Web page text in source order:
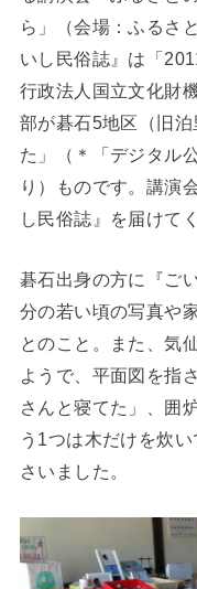
ら」（会場：ふるさ
いし民俗誌』は「
行政法人国立文化財
部が碁石5地区（旧
た」（＊「デジタル
り）ものです。講演
し民俗誌』を届けて
碁石出身の方に『ご
分の若い頃の写真や
とのこと。また、気
ようで、平面図を指
さんと寝てた」、囲
う1つは木だけを炊
さいました。